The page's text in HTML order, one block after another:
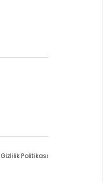
Gizlilik Politikası